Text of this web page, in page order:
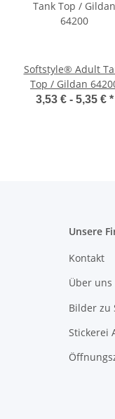
Softstyle® Adult
Top / Gildan
3,53 € - 5,35 € *
Unsere
Kontakt
Über uns
Bilder zu
Stickerei